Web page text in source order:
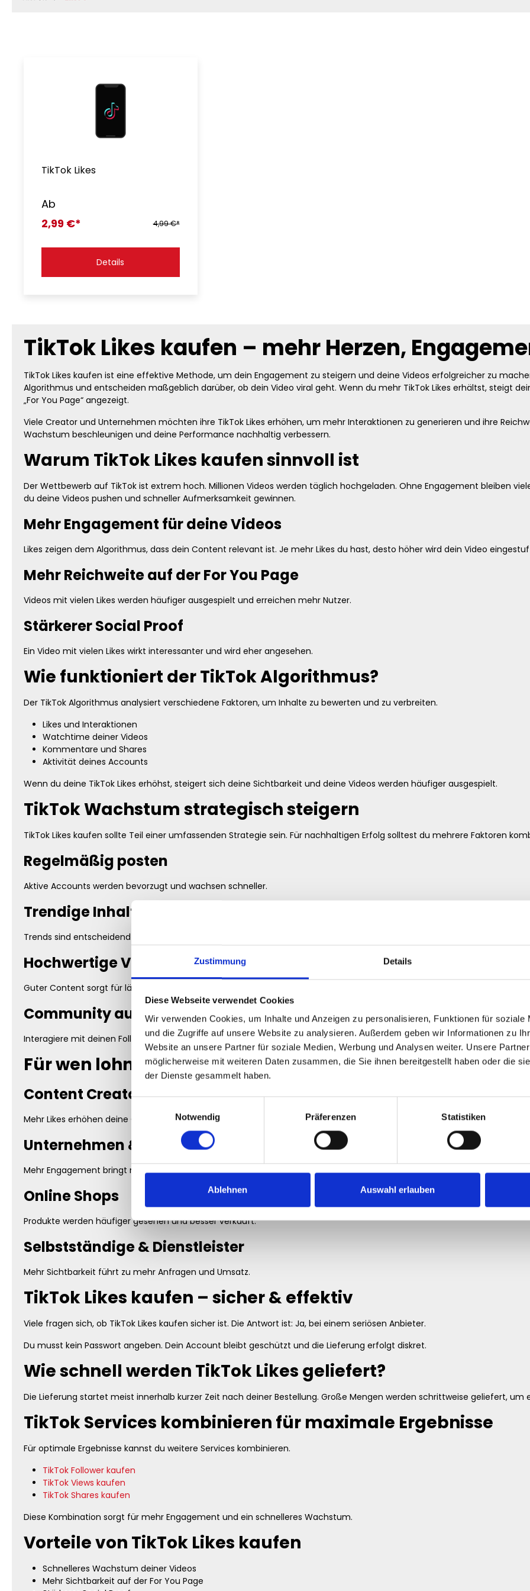
Zustimmung Details
Diese Webseite verwendet Cookies
Wir verwenden Cookies, um Inhalte und Anzeigen zu personalisieren, Funktionen für soziale
und die Zugriffe auf unsere Website zu analysieren. Außerdem geben wir Informationen zu
Website an unsere Partner für soziale Medien, Werbung und Analysen weiter. Unsere
möglicherweise mit weiteren Daten zusammen, die Sie ihnen bereitgestellt haben oder die
der Dienste gesammelt haben.
Notwendig
Präferenzen Statistiken
Ablehnen Auswahl erlauben
TikTok Likes
Ab
2,99 €*
4,99 €*
Details
TikTok Likes kaufen – mehr Herzen,
TikTok Likes kaufen ist eine effektive Methode, um dein Engagement zu steigern und deine Videos erfolgreicher zu
Algorithmus und entscheiden maßgeblich darüber, ob dein Video viral geht. Wenn du mehr TikTok Likes erhältst, steigt
„For You Page“ angezeigt.
Viele Creator und Unternehmen möchten ihre TikTok Likes erhöhen, um mehr Interaktionen zu generieren und ihre
Wachstum beschleunigen und deine Performance nachhaltig verbessern.
Warum TikTok Likes kaufen sinnvoll ist
Der Wettbewerb auf TikTok ist extrem hoch. Millionen Videos werden täglich hochgeladen. Ohne Engagement bleiben
du deine Videos pushen und schneller Aufmerksamkeit gewinnen.
Mehr Engagement für deine Videos
Likes zeigen dem Algorithmus, dass dein Content relevant ist. Je mehr Likes du hast, desto höher wird dein Video
Mehr Reichweite auf der For You Page
Videos mit vielen Likes werden häufiger ausgespielt und erreichen mehr Nutzer.
Stärkerer Social Proof
Ein Video mit vielen Likes wirkt interessanter und wird eher angesehen.
Wie funktioniert der TikTok Algorithmus?
Der TikTok Algorithmus analysiert verschiedene Faktoren, um Inhalte zu bewerten und zu verbreiten.
Likes und Interaktionen
Watchtime deiner Videos
Kommentare und Shares
Aktivität deines Accounts
Wenn du deine TikTok Likes erhöhst, steigert sich deine Sichtbarkeit und deine Videos werden häufiger ausgespielt.
TikTok Wachstum strategisch steigern
TikTok Likes kaufen sollte Teil einer umfassenden Strategie sein. Für nachhaltigen Erfolg solltest du mehrere Faktoren
Regelmäßig posten
Aktive Accounts werden bevorzugt und wachsen schneller.
Trendige Inhalte nutzen
Trends sind entscheidend für Reichweite und Viralität.
Hochwertige Videos erstellen
Guter Content sorgt für längere Watchtime und mehr Engagement.
Community aufbauen
Interagiere mit deinen Followern und beantworte Kommentare.
Für wen lohnt sich TikTok Likes kaufen?
Content Creator & Influencer
Mehr Likes erhöhen deine Chancen auf Viralität und steigern deine Bekanntheit.
Unternehmen & Marken
Mehr Engagement bringt mehr Kunden und stärkt dein Branding.
Online Shops
Produkte werden häufiger gesehen und besser verkauft.
Selbstständige & Dienstleister
Mehr Sichtbarkeit führt zu mehr Anfragen und Umsatz.
TikTok Likes kaufen – sicher & effektiv
Viele fragen sich, ob TikTok Likes kaufen sicher ist. Die Antwort ist: Ja, bei einem seriösen Anbieter.
Du musst kein Passwort angeben. Dein Account bleibt geschützt und die Lieferung erfolgt diskret.
Wie schnell werden TikTok Likes geliefert?
Die Lieferung startet meist innerhalb kurzer Zeit nach deiner Bestellung. Große Mengen werden schrittweise geliefert,
TikTok Services kombinieren für maximale Ergebnisse
Für optimale Ergebnisse kannst du weitere Services kombinieren.
TikTok Follower kaufen
TikTok Views kaufen
TikTok Shares kaufen
Diese Kombination sorgt für mehr Engagement und ein schnelleres Wachstum.
Vorteile von TikTok Likes kaufen
Schnelleres Wachstum deiner Videos
Mehr Sichtbarkeit auf der For You Page